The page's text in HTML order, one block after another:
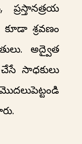
ప్రస్తానత్రయ
శ్రవణం
అద్వైత
సాధకులు
మొదలుపెట్టండి